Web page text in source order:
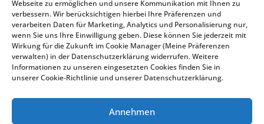
Webseite zu ermöglichen und unsere Kommunikation mit Ihnen zu
verbessern. Wir berücksichtigen hierbei Ihre Präferenzen und
verarbeiten Daten für Marketing, Analytics und Personalisierung nur,
wenn Sie uns Ihre Einwilligung geben. Diese können Sie jederzeit mit
Wirkung für die Zukunft im Cookie Manager (Meine Präferenzen
verwalten) in der Datenschutzerklärung widerrufen. Weitere
Informationen zu unseren eingesetzten Cookies finden Sie in
unserer Cookie-Richtlinie und unserer Datenschutzerklärung.
Annehmen
Pikëllimi punon
me ndershmëri
dhe me
besueshmëri. Ne
ofrojmë këshilla,
kujdesje